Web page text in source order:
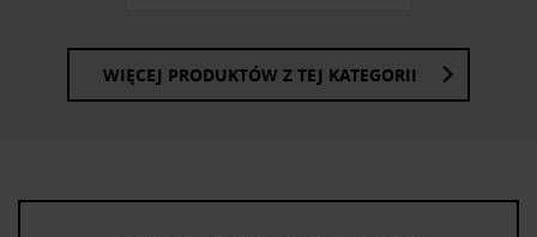
WIĘCEJ PRODUKTÓW Z TEJ KATEGORII